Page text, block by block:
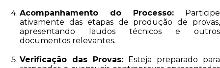
Acompanhamento do Processo: Participe
ativamente das etapas de produção de provas,
apresentando laudos técnicos e outros
documentos relevantes.
Verificação das Provas: Esteja preparado para